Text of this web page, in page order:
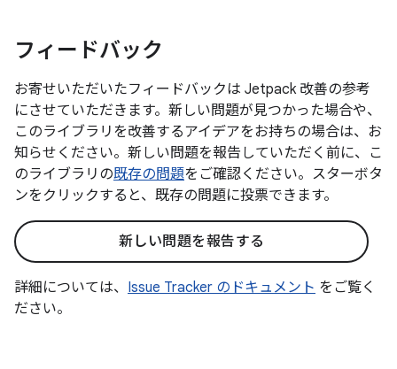
フィードバック
お寄せいただいたフィードバックは Jetpack 改善の参考
にさせていただきます。新しい問題が見つかった場合や、
このライブラリを改善するアイデアをお持ちの場合は、お
知らせください。新しい問題を報告していただく前に、こ
のライブラリの既存の問題をご確認ください。スターボタ
ンをクリックすると、既存の問題に投票できます。
新しい問題を報告する
詳細については、 Issue Tracker のドキュメント をご覧く
ださい。